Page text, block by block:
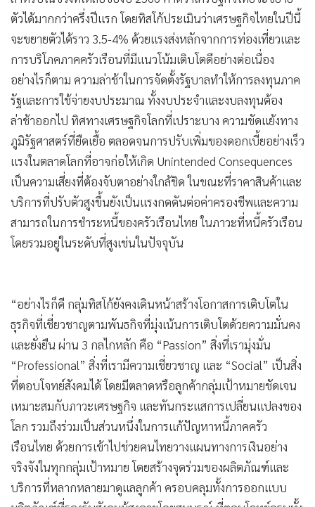
ตลาดสินเชื่อเพื่อการอุปโภคบริโภค ผ่านการขยายสาขาสมหวัง
เงินสั่งได้ และเงินสำรองหนี้สูญอยู่ในระดับแข็งแกร่งที่ 224%
นายศักดิ์ชัย พีชะพัฒน์ ประธานเจ้าหน้าที่บริหารกลุ่มทิสโก้
(TISCO)
เปิดเผยว่า ในช่วงครึ่งแรกของปี 2566 กลุ่มทิสโก้มีกำไร
สุทธิ 3,646 ล้านบาท อยู่ในระดับใกล้เคียงกันกับช่วงเดียวกันของ
ปีก่อนหน้า โดยสินเชื่อขยายตัวได้อย่างแข็งแกร่งที่ระดับ 5.2%
จากความต่อเนื่องของการเติบโตในกลุ่มสินเชื่อธุรกิจขนาดใหญ่
และสินเชื่อจำนำทะเบียนรถ รวมถึงสินเชื่อรถมือสอง และสินเชื่อ
รถจักรยานยนต์ บริษัทมีรายได้รวมปรับตัวสูงขึ้น ถึงแม้ต้นทุน
ทางการเงินจะเพิ่มขึ้นตามอัตราดอกเบี้ยนโยบาย โดยกลุ่มทิสโก้
เร่งขยายธุรกิจในกลุ่มสินเชื่อจำนำทะเบียน ภายใต้แบรนด์
“สมหวัง เงินสั่งได้” ที่เปิดสาขาใหม่เพิ่มขึ้นกว่า 100 สาขา และ
แผนที่วางไว้ โดยมีระดับหนี้ที่ไม่ก่อให้เกิดรายได้ (NPL) ปรับตัว
เพิ่มขึ้นเล็กน้อยอยู่ที่ 2.2% ซึ่งบริษัทมีระดับค่าเผื่อสำรองหนี้
สงสัยจะสูญพร้อมรองรับความเสี่ยงจากทุกปัจจัยรอบด้าน ในส่วน
ของรายได้ค่าธรรมเนียมยังมีความอ่อนแอตามภาวะตลาดทุนโดย
รวมที่ยังไม่เอื้ออำนวย
สำหรับในช่วงที่เหลือของปี 2566 คาดว่าเศรษฐกิจไทยจะขยาย
ตัวได้มากกว่าครึ่งปีแรก โดยทิสโก้ประเมินว่าเศรษฐกิจไทยในปีนี้
จะขยายตัวได้ราว 3.5-4% ด้วยแรงส่งหลักจากการท่องเที่ยวและ
การบริโภคภาคครัวเรือนที่มีแนวโน้มเติบโตดีอย่างต่อเนื่อง
อย่างไรก็ตาม ความล่าช้าในการจัดตั้งรัฐบาลทำให้การลงทุนภาค